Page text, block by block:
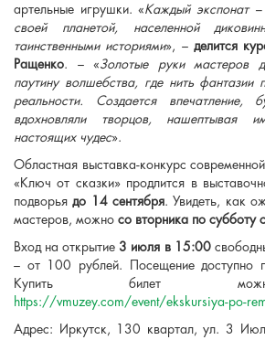
артельные игрушки. «Каждый экспонат
своей планетой, населенной
таинственными историями», –делится
Ращенко. – «Золотые руки мастеров
паутину волшебства, где нить фантазии
реальности. Создается впечатление,
вдохновляли творцов, нашептывая
настоящих чудес».
Областная выставка-конкурс
«Ключ от сказки» продлится в
подворьядо 14 сентября. Увидеть, как
мастеров, можно со вторника по
Вход на открытие 3 июля в 15:00
– от 100 рублей. Посещение доступно
Купить билет
https://vmuzey.com/event/ekskursiya-po-
Адрес: Иркутск, 130 квартал, ул. 3